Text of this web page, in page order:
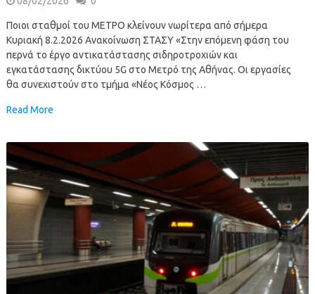
Ποιοι σταθμοί του ΜΕΤΡΟ κλείνουν νωρίτερα από σήμερα
Κυριακή 8.2.2026 Ανακοίνωση ΣΤΑΣΥ «Στην επόμενη φάση του
περνά το έργο αντικατάστασης σιδηροτροχιών και
εγκατάστασης δικτύου 5G στο Μετρό της Αθήνας. Οι εργασίες
θα συνεχιστούν στο τμήμα «Νέος Κόσμος …
Read More